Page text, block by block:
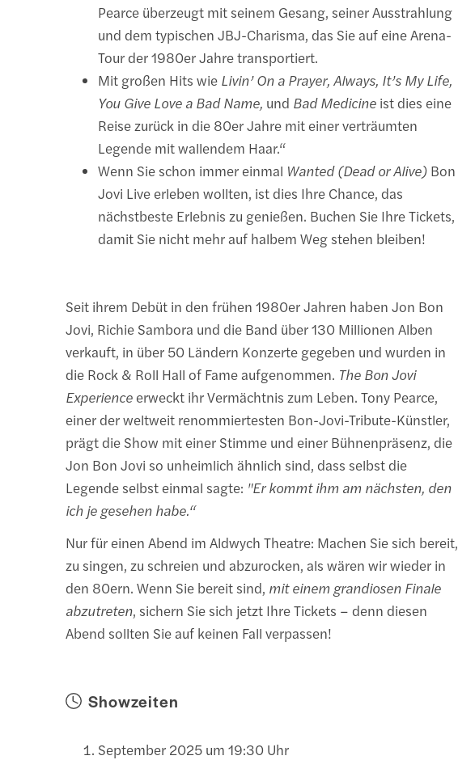
Pearce überzeugt mit seinem Gesang, seiner Ausstrahlung
und dem typischen JBJ-Charisma, das Sie auf eine Arena-
Tour der 1980er Jahre transportiert.
Mit großen Hits wie Livin’ On a Prayer, Always, It’s My Life,
You Give Love a Bad Name, und Bad Medicine ist dies eine
Reise zurück in die 80er Jahre mit einer verträumten
Legende mit wallendem Haar.“
Wenn Sie schon immer einmal Wanted (Dead or Alive) Bon
Jovi Live erleben wollten, ist dies Ihre Chance, das
nächstbeste Erlebnis zu genießen. Buchen Sie Ihre Tickets,
damit Sie nicht mehr auf halbem Weg stehen bleiben!
Seit ihrem Debüt in den frühen 1980er Jahren haben Jon Bon
Jovi, Richie Sambora und die Band über 130 Millionen Alben
verkauft, in über 50 Ländern Konzerte gegeben und wurden in
die Rock & Roll Hall of Fame aufgenommen. The Bon Jovi
Experience erweckt ihr Vermächtnis zum Leben. Tony Pearce,
einer der weltweit renommiertesten Bon-Jovi-Tribute-Künstler,
prägt die Show mit einer Stimme und einer Bühnenpräsenz, die
Jon Bon Jovi so unheimlich ähnlich sind, dass selbst die
Legende selbst einmal sagte: "Er kommt ihm am nächsten, den
ich je gesehen habe.“
Nur für einen Abend im Aldwych Theatre: Machen Sie sich bereit,
zu singen, zu schreien und abzurocken, als wären wir wieder in
den 80ern. Wenn Sie bereit sind, mit einem grandiosen Finale
abzutreten, sichern Sie sich jetzt Ihre Tickets – denn diesen
Abend sollten Sie auf keinen Fall verpassen!
Showzeiten
September 2025 um 19:30 Uhr